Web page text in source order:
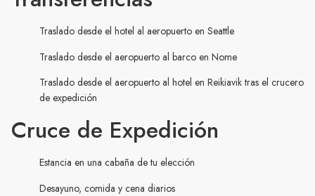
Traslado desde el hotel al aeropuerto en Seattle
Traslado desde el aeropuerto al barco en Nome
Traslado desde el aeropuerto al hotel en Reikiavik tras el crucero
de expedición
Cruce de Expedición
Estancia en una cabaña de tu elección
Desayuno, comida y cena diarios